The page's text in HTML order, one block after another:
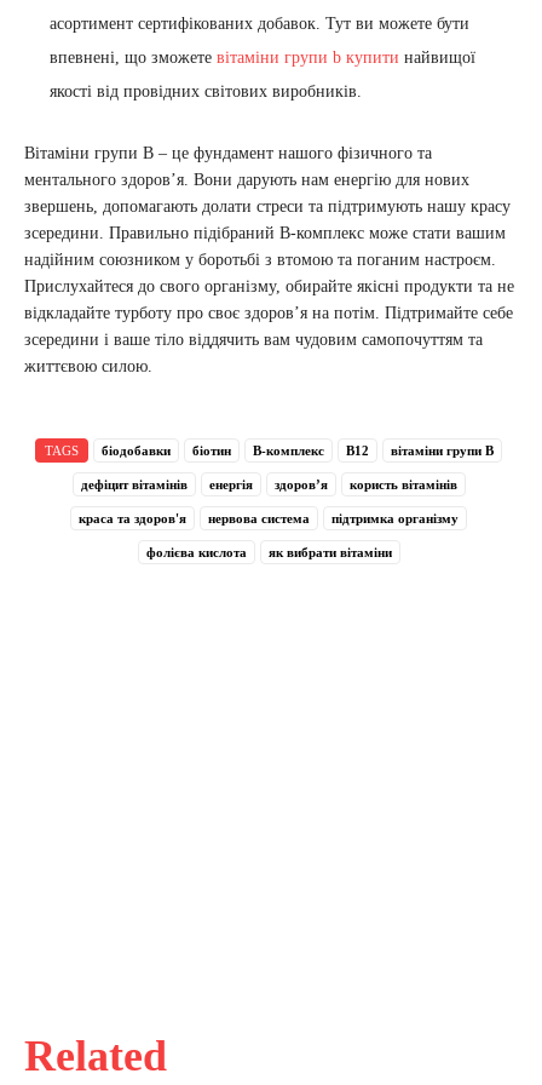
Related
асортимент сертифікованих добавок. Тут ви можете бути
впевнені, що зможете вітаміни групи b купити найвищої
якості від провідних світових виробників.
Вітаміни групи В – це фундамент нашого фізичного та
ментального здоров’я. Вони дарують нам енергію для нових
звершень, допомагають долати стреси та підтримують нашу красу
зсередини. Правильно підібраний В-комплекс може стати вашим
надійним союзником у боротьбі з втомою та поганим настроєм.
Прислухайтеся до свого організму, обирайте якісні продукти та не
відкладайте турботу про своє здоров’я на потім. Підтримайте себе
зсередини і ваше тіло віддячить вам чудовим самопочуттям та
життєвою силою.
TAGS біодобавки біотин В-комплекс В12 вітаміни групи В
дефіцит вітамінів енергія здоров’я користь вітамінів
краса та здоров'я нервова система підтримка організму
фолієва кислота як вибрати вітаміни